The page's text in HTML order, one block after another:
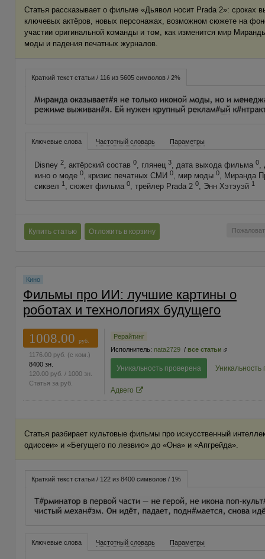
Статья рассказывает о фильме «Дьявол носит Prada 2»: сроках
ключевых актёров, новых персонажах, возможном сюжете на
участии оригинальной команды и том, как изменится мир
моды и падения печатных журналов.
Краткий текст статьи / 116 из 5605 символов / 2%
Ключевые слова Частотный словарь Параметры
Disney 2, актёрский состав 0, глянец 3, дата выхода фильма 0,
кино о моде 0, кризис печатных СМИ 0, мир моды 0, Миранда
сиквел 1, сюжет фильма 0, трейлер Prada 2 0, Энн Хэтэуэй 1
Купить статью Отложить в корзину
Кино
Фильмы про ИИ: лучшие картины о
роботах и технологиях будущего
1008.00
руб.
1176.00 руб. (с ком.)
8400 зн.
120.00 руб. / 1000 зн.
Статья за руб.
Рерайтинг
Исполнитель: nata2729 / все статьи
Уникальность проверена Уникальность
Адвего
Статья разбирает культовые фильмы про искусственный
одиссеи» и «Бегущего по лезвию» до «Она» и «Апгрейда».
Краткий текст статьи / 122 из 8400 символов / 1%
Ключевые слова Частотный словарь Параметры